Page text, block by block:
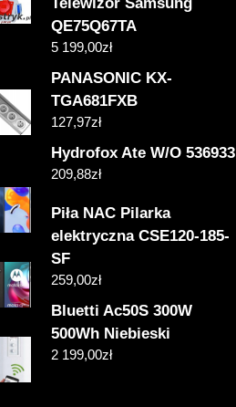
QE75Q67TA
5 199,00zł
PANASONIC KX-
TGA681FXB
127,97zł
Hydrofox Ate W/O 536933
209,88zł
Piła NAC Pilarka
elektryczna CSE120-185-
SF
259,00zł
Bluetti Ac50S 300W
500Wh Niebieski
2 199,00zł